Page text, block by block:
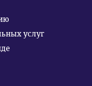
услуг